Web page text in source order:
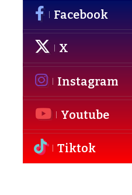
Facebook
X
Instagram
Youtube
Tiktok